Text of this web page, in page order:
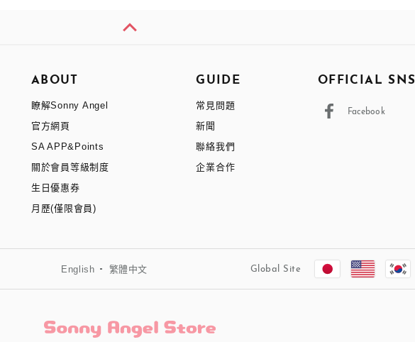
ABOUT
瞭解Sonny Angel
官方網頁
SA APP&Points
關於會員等級制度
生日優惠券
月歷(僅限會員)
GUIDE
常見問題
新聞
聯絡我們
企業合作
OFFICIAL SNS
Facebook
English 繁體中文 Global Site